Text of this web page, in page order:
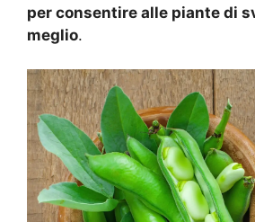
per consentire alle piante di
meglio.